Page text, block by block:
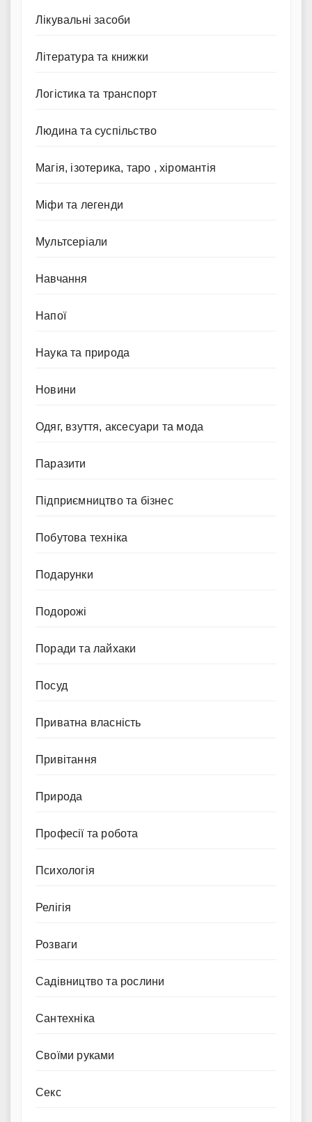
Лікувальні засоби
Література та книжки
Логістика та транспорт
Людина та суспільство
Магія, ізотерика, таро , хіромантія
Міфи та легенди
Мультсеріали
Навчання
Напої
Наука та природа
Новини
Одяг, взуття, аксесуари та мода
Паразити
Підприємництво та бізнес
Побутова техніка
Подарунки
Подорожі
Поради та лайхаки
Посуд
Приватна власність
Привітання
Природа
Професії та робота
Психологія
Релігія
Розваги
Садівництво та рослини
Сантехніка
Своїми руками
Секс